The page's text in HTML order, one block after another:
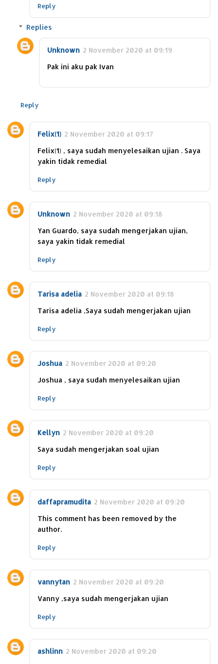
Reply
Replies
Unknown 2 November 2020 at 09:19
Pak ini aku pak Ivan
Reply
Felix(1) 2 November 2020 at 09:17
Felix(1) , saya sudah menyelesaikan ujian . Saya
yakin tidak remedial
Reply
Unknown 2 November 2020 at 09:18
Yan Guardo, saya sudah mengerjakan ujian,
saya yakin tidak remedial
Reply
Tarisa adelia 2 November 2020 at 09:18
Tarisa adelia ,Saya sudah mengerjakan ujian
Reply
Joshua 2 November 2020 at 09:20
Joshua , saya sudah menyelesaikan ujian
Reply
Kellyn 2 November 2020 at 09:20
Saya sudah mengerjakan soal ujian
Reply
daffapramudita 2 November 2020 at 09:20
This comment has been removed by the
author.
Reply
vannytan 2 November 2020 at 09:20
Vanny ,saya sudah mengerjakan ujian
Reply
ashlinn 2 November 2020 at 09:20